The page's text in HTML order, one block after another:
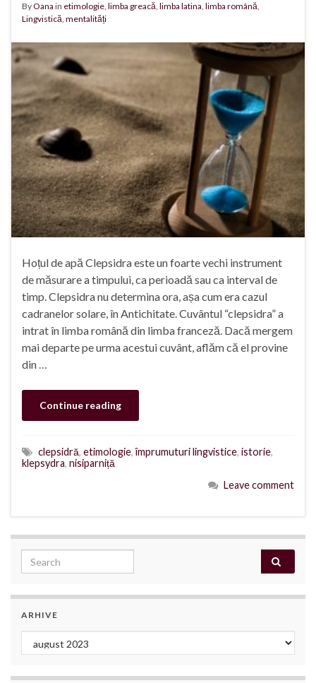
ByOana in etimologie limba greacă limba latina limba română
Lingvistică mentalități
Hoțul de apă Clepsidra este un foarte vechi instrument
de măsurare a timpului, ca perioadă sau ca interval de
timp. Clepsidra nu determina ora, așa cum era cazul
cadranelor solare, în Antichitate. Cuvântul “clepsidra” a
intrat în limba română din limba franceză. Dacă mergem
mai departe pe urma acestui cuvânt, aflăm că el provine
din …
Continue reading
clepsidră, etimologie,împrumuturi lingvistice, istorie,
klepsydra, nisiparniță
Leave comment
Search for:
ARHIVE